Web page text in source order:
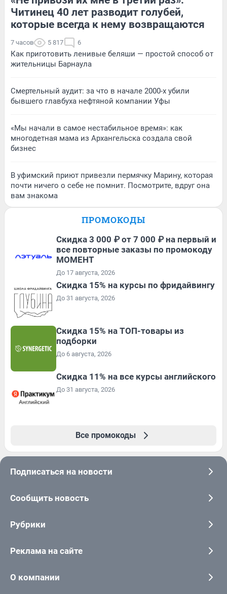
Читинец 40 лет разводит голубей,
которые всегда к нему возвращаются
7 часов 5 817 6
Как приготовить ленивые беляши — простой способ от
жительницы Барнаула
Смертельный аудит: за что в начале 2000-х убили
бывшего главбуха нефтяной компании Уфы
«Мы начали в самое нестабильное время»: как
многодетная мама из Архангельска создала свой
бизнес
В уфимский приют привезли пермячку Марину, которая
почти ничего о себе не помнит. Посмотрите, вдруг она
вам знакома
ПРОМОКОДЫ
Скидка 3 000 ₽ от 7 000 ₽ на первый и
все повторные заказы по промокоду
МОМЕНТ
До 17 августа, 2026
Скидка 15% на курсы по фридайвингу
До 31 августа, 2026
Скидка 15% на ТОП-товары из
подборки
До 6 августа, 2026
Скидка 11% на все курсы английского
До 31 августа, 2026
Все промокоды
Подписаться на новости
Сообщить новость
Рубрики
Реклама на сайте
О компании